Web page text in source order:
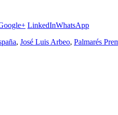
LinkedInWhatsApp
, José Luis Arbeo, Palmarés